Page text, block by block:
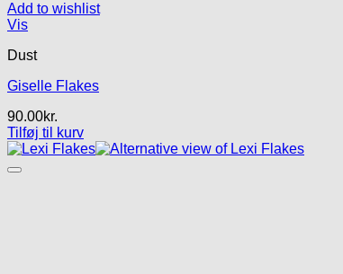
Add to wishlist
Vis
Dust
Giselle Flakes
90.00kr.
Tilføj til kurv